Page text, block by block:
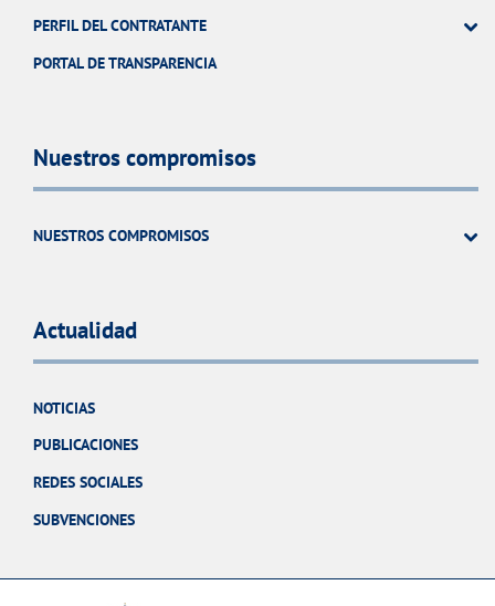
PERFIL DEL CONTRATANTE
PORTAL DE TRANSPARENCIA
Nuestros compromisos
NUESTROS COMPROMISOS
Actualidad
NOTICIAS
PUBLICACIONES
REDES SOCIALES
SUBVENCIONES